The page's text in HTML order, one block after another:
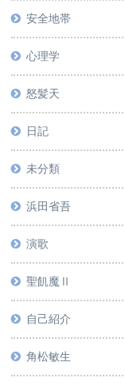
安全地帯
心理学
怒髪天
日記
未分類
浜田省吾
演歌
聖飢魔Ⅱ
自己紹介
角松敏生